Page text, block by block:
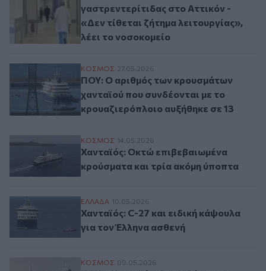
γαστρεντερίτιδας στο Αττικόν -
«Δεν τίθεται ζήτημα λειτουργίας»,
λέει το νοσοκομείο
ΠOY: Ο αριθμός των κρουσμάτων
ΚΟΣΜΟΣ 27.05.2026
ΠOY: Ο αριθμός των κρουσμάτων
χανταϊού που συνδέονται με το
κρουαζιερόπλοιο αυξήθηκε σε 13
Χανταϊός: Οκτώ επιβεβαιωμένα
ΚΟΣΜΟΣ 14.05.2026
Χανταϊός: Οκτώ επιβεβαιωμένα
κρούσματα και τρία ακόμη ύποπτα
Χανταϊός: C-27 και ειδική κάψουλα για
ΕΛΛAΔΑ 10.05.2026
Χανταϊός: C-27 και ειδική κάψουλα
για τον Έλληνα ασθενή
ΠΟΥ – Χανταϊός: Οι επιβάτες του πλοίου
ΚΟΣΜΟΣ 09.05.2026